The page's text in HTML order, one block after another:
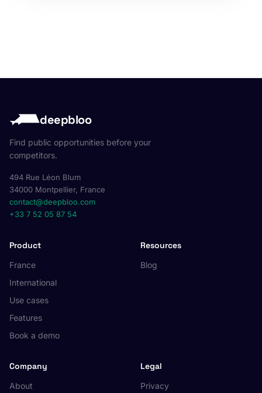
deepbloo
Find public opportunities before your
competitors.
494 Rue Léon Blum
34000 Montpellier, France
contact@deepbloo.com
+33 7 52 05 87 54
Product
France
International
Use cases
Features
Book a demo
Resources
Blog
Company
About
Legal
Privacy